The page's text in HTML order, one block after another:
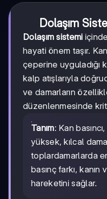
Dolaşım
Dolaşım sistemi
hayati önem taşır.
çeperine uyguladığı
kalp atışlarıyla
ve damarların
düzenlenmesinde
Tanım: Kan
yüksek, kılcal
toplardamarlarda
basınç farkı,
hareketini sağlar.